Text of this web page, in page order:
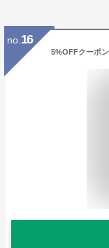
no. 16